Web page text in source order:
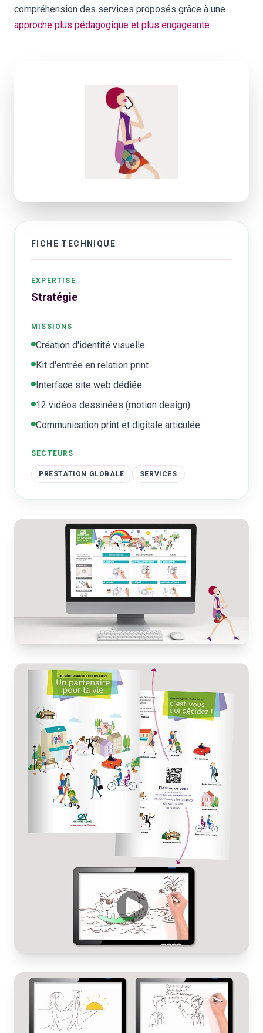
compréhension des services proposés grâce à une
approche plus pédagogique et plus engageante.
FICHE TECHNIQUE
EXPERTISE
Stratégie
MISSIONS
Création d'identité visuelle
Kit d'entrée en relation print
Interface site web dédiée
12 vidéos dessinées (motion design)
Communication print et digitale articulée
SECTEURS
PRESTATION GLOBALE SERVICES